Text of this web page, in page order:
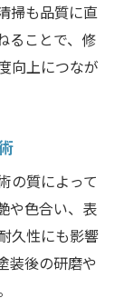
掃も品質に直
ることで、修
向上につなが
の質によって
や色合い、表
久性にも影響
装後の研磨や